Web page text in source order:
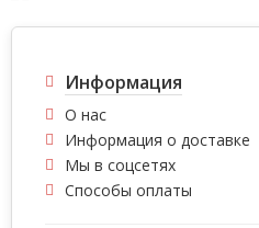
Информация
О нас
Информация о доставке
Мы в соцсетях
Способы оплаты